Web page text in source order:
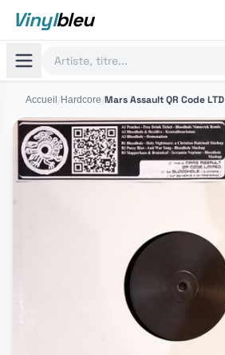
Vinylbleu
Accueil /Hardcore/Mars Assault QR Code LTD